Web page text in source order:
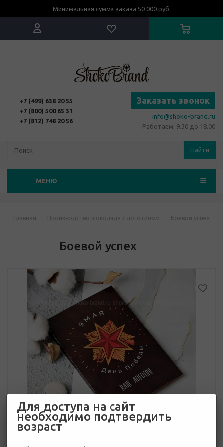
Минимальная сумма заказа 50 000 руб.
+7 (499) 638 20 55
+7 (800) 500 65 31
+7 (812) 748 20 56
Заказать звонок
info@shoko-brand.ru
Работаем: 9.30 до 18.00
Найти
МЕНЮ
Главная - Производство шоколада с логотипом - Боевой успех
Боевой успех
Для доступа на сайт
необходимо подтвердить
возраст